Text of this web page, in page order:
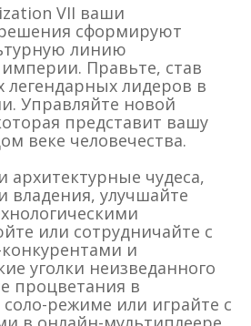
VII ваши
сформируют
линию
Правьте, став
лидеров в
Управляйте новой
представит вашу
веке человечества.
архитектурные чудеса,
владения, улучшайте
или сотрудничайте с
и
уголки неизведанного
процветания в
режиме или играйте с